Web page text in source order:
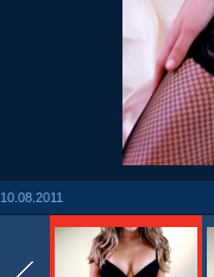
10.08.2011